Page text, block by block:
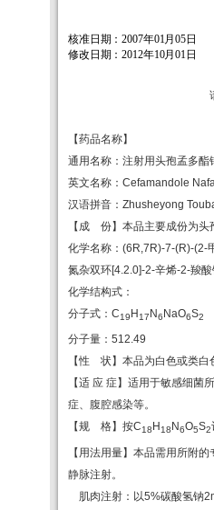
核准日期：2007年01月05日
修改日期：2012年10月01日
【药品名称】
通用名称：注射用头孢孟多酯
英文名称： Cefamandole
汉语拼音： Zhusheyong
【成
份】本品主要成份为头
化学名称： (6R,7R)-7-(R)-(2-
氮杂双环[4.2.0]-2-辛烯-2-羧酸
化学结构式：
分子式： C19 H17 N6 NaO6S2
分子量： 512.49
【性
状】本品为白色或类白
【适 应 症】适用于敏感细菌
症、腹腔感染等。
【规
格】按C18 H18 N6O5S2
【用法用量】本品需用所附
静脉注射。
肌肉注射：以5%碳酸氢钠